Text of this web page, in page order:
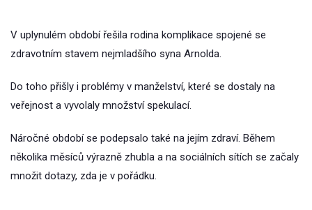
V uplynulém období řešila rodina komplikace spojené se
zdravotním stavem nejmladšího syna Arnolda.
Do toho přišly i problémy v manželství, které se dostaly na
veřejnost a vyvolaly množství spekulací.
Náročné období se podepsalo také na jejím zdraví. Během
několika měsíců výrazně zhubla a na sociálních sítích se začaly
množit dotazy, zda je v pořádku.